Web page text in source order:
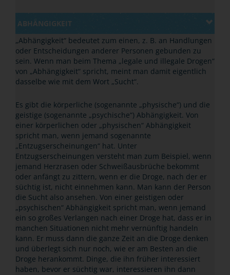
ABHÄNGIGKEIT
„Abhängigkeit“ bedeutet zum einen, z. B. an Handlungen
oder Entscheidungen anderer Personen gebunden zu
sein. Wenn man beim Thema „legale und illegale Drogen“
von „Abhängigkeit“ spricht, meint man damit eigentlich
dasselbe wie mit dem Wort „Sucht“.
Es gibt die körperliche (sogenannte „physische“) und die
geistige (sogenannte „psychische“) Abhängigkeit. Von
einer körperlichen oder „physischen“ Abhängigkeit
spricht man, wenn jemand sogenannte
„Entzugserscheinungen“ hat. Unter
Entzugserscheinungen versteht man zum Beispiel, wenn
jemand Herzrasen oder Schweißausbrüche bekommt
oder anfängt zu zittern, wenn er die Droge, nach der er
süchtig ist, nicht einnehmen kann. Man kann der Person
die Sucht also ansehen. Von einer geistigen oder
„psychischen“ Abhängigkeit spricht man, wenn jemand
ein so großes Verlangen nach einer Droge hat, dass er in
manchen Situationen nicht mehr vernünftig handeln
kann. Er muss dann die ganze Zeit an die Droge denken
und überlegt sich nur noch, wie er am Besten an die
Droge herankommt. Dinge, die ihn früher interessiert
haben, bevor er süchtig war, interessieren ihn dann